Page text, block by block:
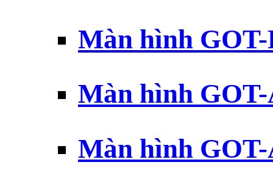
Màn hình GOT-
Màn hình
Màn hình